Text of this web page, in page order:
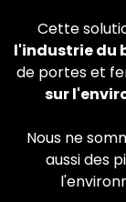
Cette
l'industrie du
de portes et
sur
Nous ne
aussi des